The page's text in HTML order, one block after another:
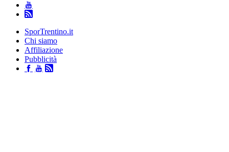
SporTrentino.it
Chi siamo
Affiliazione
Pubblicità